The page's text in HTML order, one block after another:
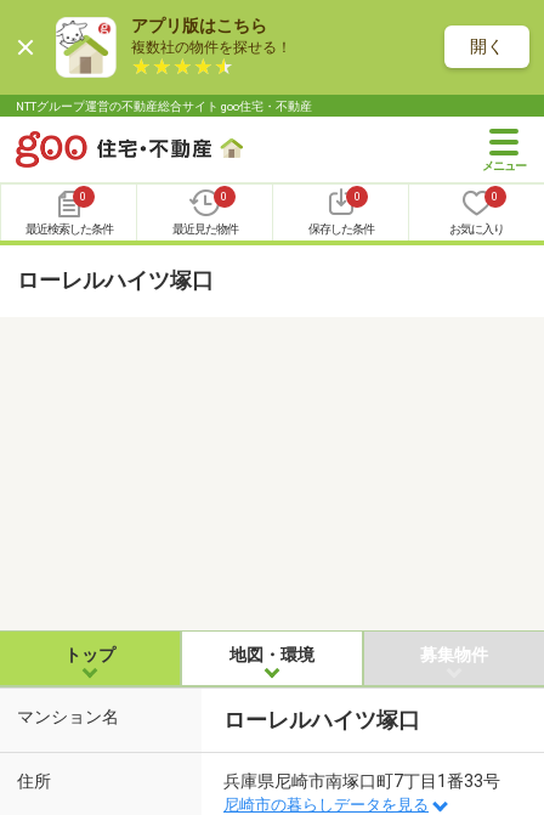
アプリ版はこちら
複数社の物件を探せる！ 開く
NTTグループ運営の不動産総合サイト goo住宅・不動産
0
最近検索した条件
0
最近見た物件
0
保存した条件
0
お気に入り
ローレルハイツ塚口
トップ 地図・環境 募集物件
マンション名 ローレルハイツ塚口
住所 兵庫県尼崎市南塚口町7丁目1番33号
尼崎市の暮らしデータを見る